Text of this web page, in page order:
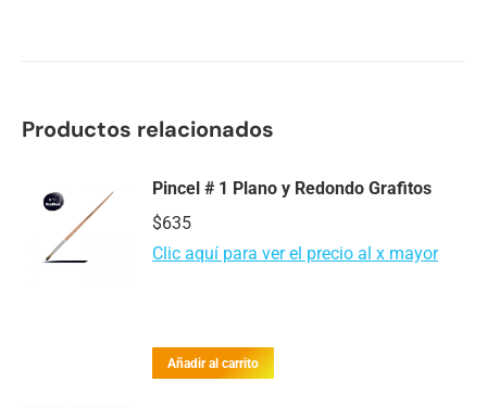
Productos relacionados
Pincel # 1 Plano y Redondo Grafitos
$635
Clic aquí para ver el precio al x mayor
Añadir al carrito